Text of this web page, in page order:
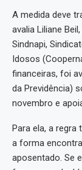
A medida deve
avalia Liliane
Sindnapi,
Idosos
financeiras, foi
da Previdência)
novembro e
Para ela, a regra
a forma
aposentado. Se